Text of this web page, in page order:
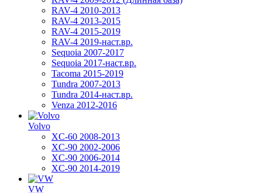
RAV-4 2010-2013
RAV-4 2013-2015
RAV-4 2015-2019
RAV-4 2019-наст.вр.
Sequoia 2007-2017
Sequoia 2017-наст.вр.
Tacoma 2015-2019
Tundra 2007-2013
Tundra 2014-наст.вр.
Venza 2012-2016
Volvo
XC-60 2008-2013
XC-90 2002-2006
XC-90 2006-2014
XC-90 2014-2019
VW